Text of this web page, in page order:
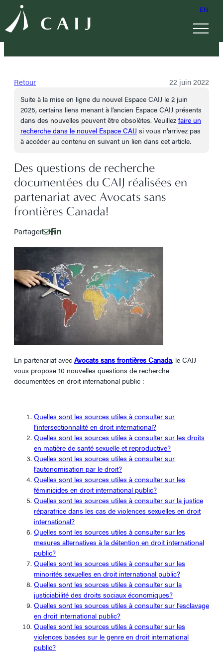
EN
Retour 22 juin 2022
Suite à la mise en ligne du nouvel Espace CAIJ le 2 juin
2025, certains liens menant à l’ancien Espace CAIJ présents
dans des nouvelles peuvent être obsolètes. Veuillez faire un
recherche dans le nouvel Espace CAIJ si vous n’arrivez pas
à accéder au contenu en suivant un lien dans cet article.
Des questions de recherche
documentées du CAIJ réalisées en
partenariat avec Avocats sans
frontières Canada!
Partager
En partenariat avec Avocats sans frontières Canada, le CAIJ
vous propose 10 nouvelles questions de recherche
documentées en droit international public :
Quelles sont les sources utiles à consulter sur
l’intersectionnalité en droit international?
Quelles sont les sources utiles à consulter sur les droits
en matière de santé sexuelle et reproductive?
Quelles sont les sources utiles à consulter sur
l’autonomisation par le droit?
Quelles sont les sources utiles à consulter sur les
féminicides en droit international public?
Quelles sont les sources utiles à consulter sur la justice
réparatrice dans les cas de violences sexuelles en droit
international?
Quelles sont les sources utiles à consulter sur les
mesures alternatives à la détention en droit international
public?
Quelles sont les sources utiles à consulter sur les
minorités sexuelles en droit international public?
Quelles sont les sources utiles à consulter sur la
justiciabilité des droits sociaux économiques?
Quelles sont les sources utiles à consulter sur l’esclavage
en droit international public?
Quelles sont les sources utiles à consulter sur les
violences basées sur le genre en droit international
public?